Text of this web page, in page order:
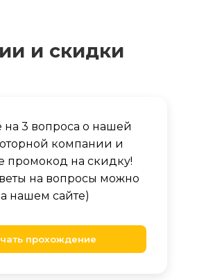
и скидки
на 3 вопроса о нашей
компании и
промокод на скидку!
на вопросы можно
нашем сайте)
прохождение